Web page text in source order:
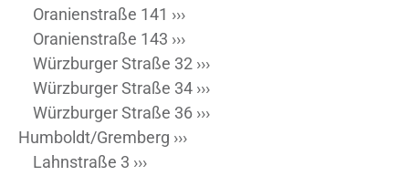
Oranienstraße 141 ›››
Oranienstraße 143 ›››
Würzburger Straße 32 ›››
Würzburger Straße 34 ›››
Würzburger Straße 36 ›››
Humboldt/Gremberg ›››
Lahnstraße 3 ›››